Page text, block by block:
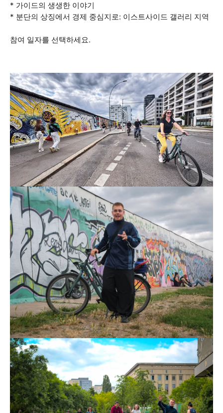
* 가이드의 생생한 이야기
* 분단의 상징에서 경제 중심지로: 이스트사이드 갤러리 지역
참여 일자를 선택하세요.